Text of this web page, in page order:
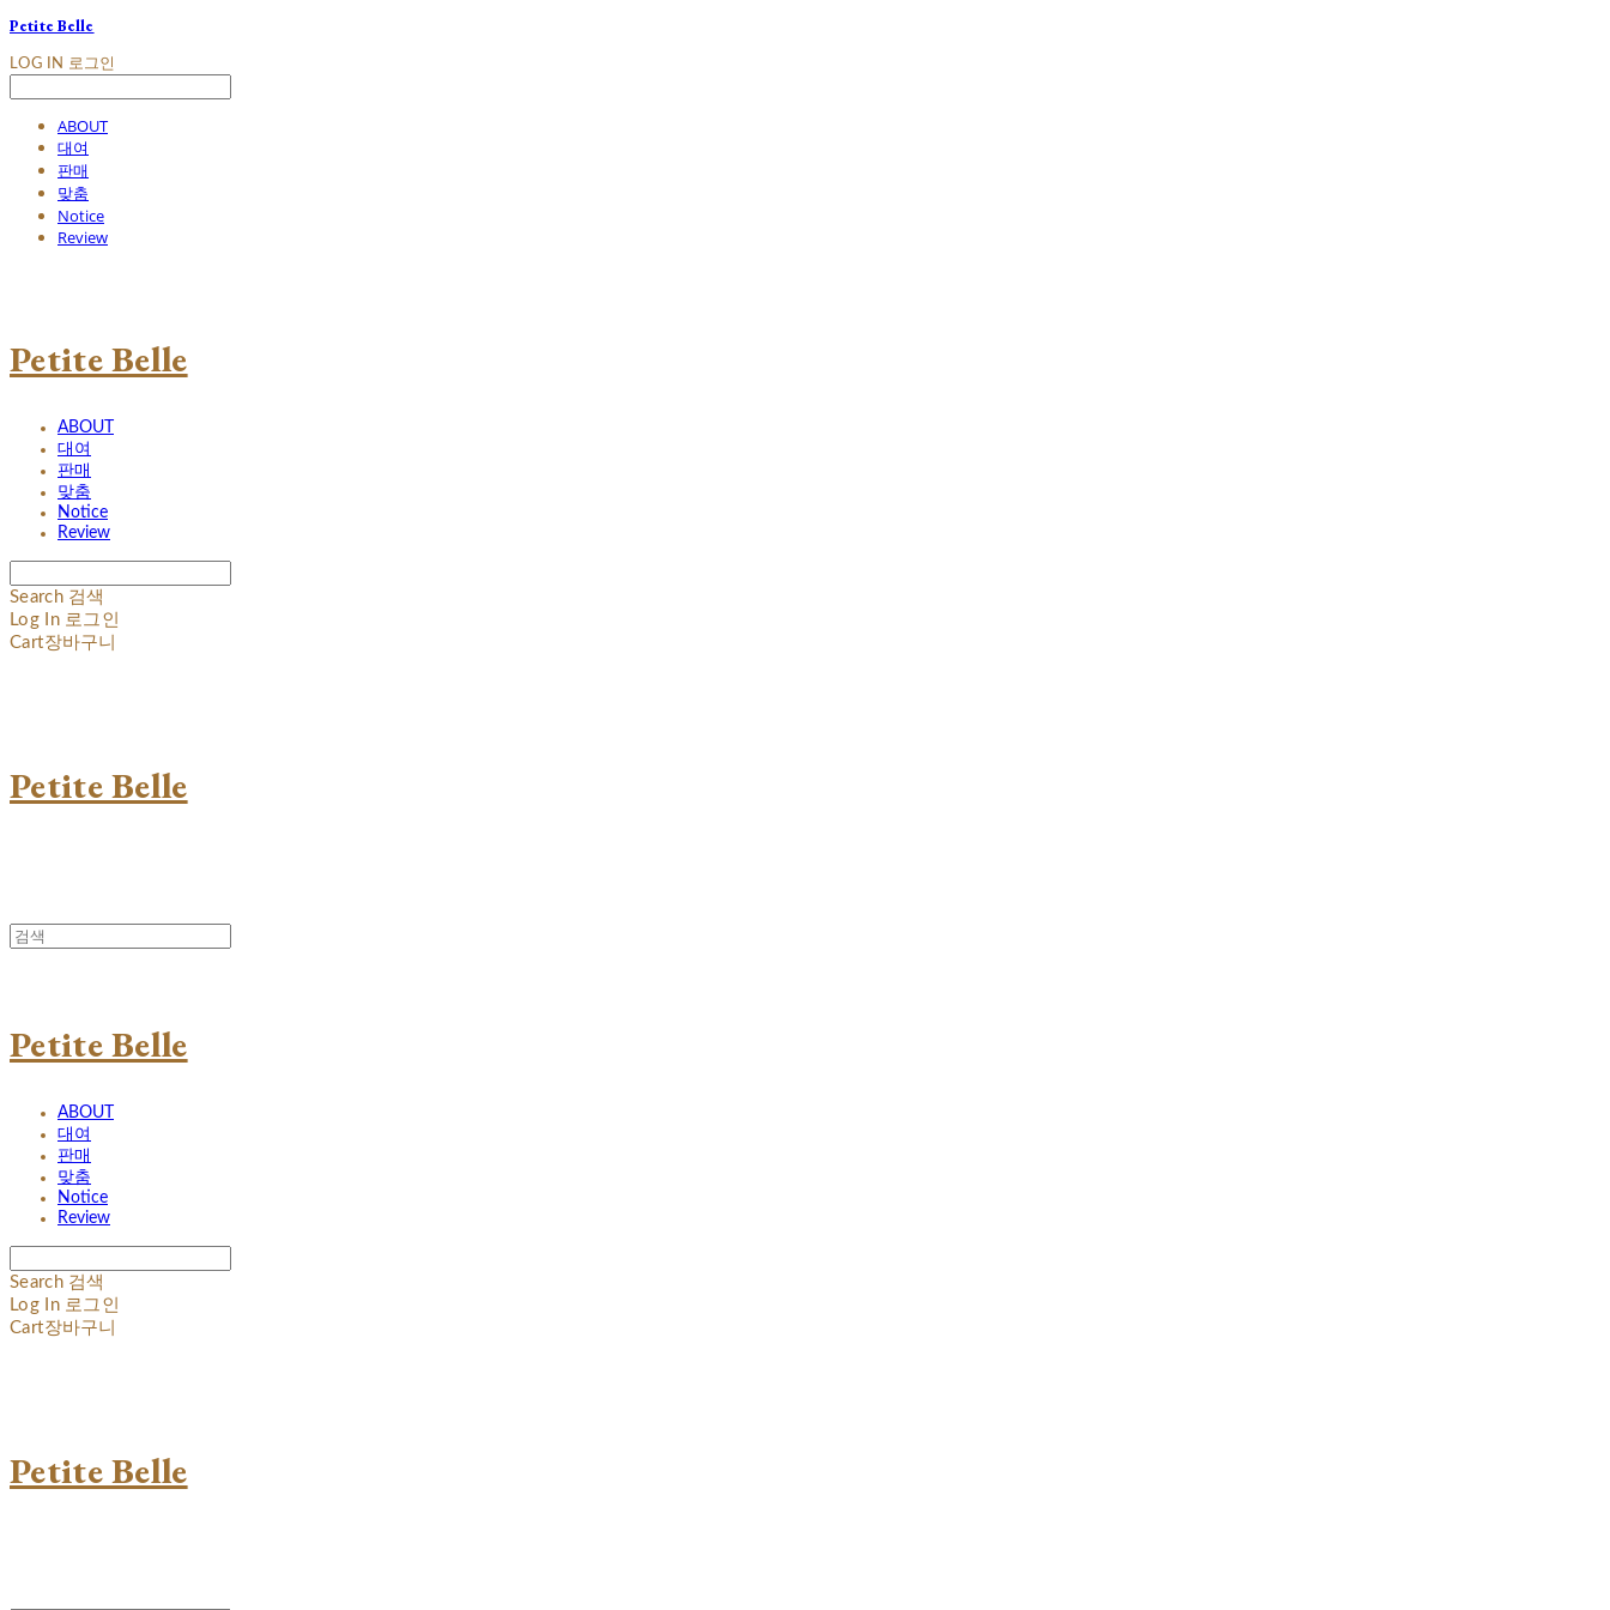
Petite Belle
LOG IN 로그인
ABOUT
대여
판매
맞춤
Notice
Review
Petite Belle
ABOUT
대여
판매
맞춤
Notice
Review
Search 검색
Log In 로그인
Cart장바구니
Petite Belle
Petite Belle
ABOUT
대여
판매
맞춤
Notice
Review
Search 검색
Log In 로그인
Cart장바구니
Petite Belle